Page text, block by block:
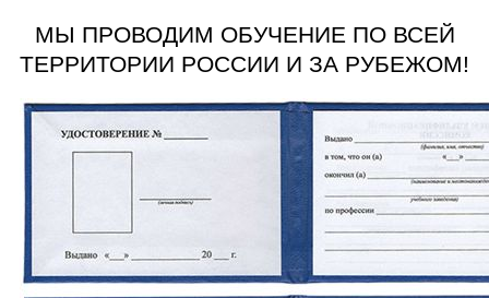
МЫ ПРОВОДИМ ОБУЧЕНИЕ ПО ВСЕЙ
ТЕРРИТОРИИ РОССИИ И ЗА РУБЕЖОМ!